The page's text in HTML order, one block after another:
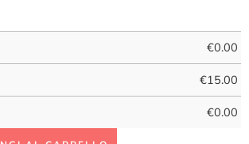
€0.00
€15.00
€0.00